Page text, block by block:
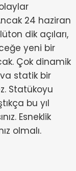
24 haziran
dik açıları,
yeni bir
Çok dinamik
statik bir
Statükoyu
bu yıl
Esneklik
olmalı.